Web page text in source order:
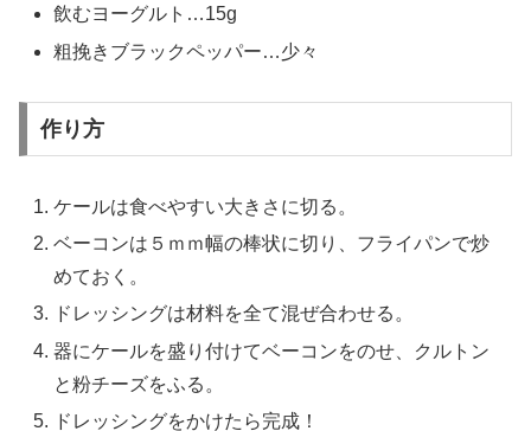
飲むヨーグルト…15g
粗挽きブラックペッパー…少々
作り方
ケールは食べやすい大きさに切る。
ベーコンは５ｍｍ幅の棒状に切り、フライパンで炒
めておく。
ドレッシングは材料を全て混ぜ合わせる。
器にケールを盛り付けてベーコンをのせ、クルトン
と粉チーズをふる。
ドレッシングをかけたら完成！